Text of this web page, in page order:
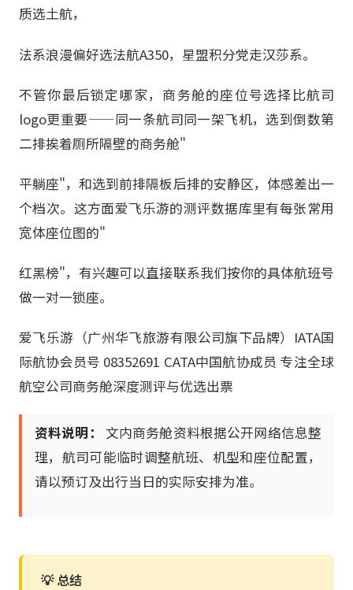
质选土航，
法系浪漫偏好选法航A350，星盟积分党走汉莎系。
不管你最后锁定哪家，商务舱的座位号选择比航司
logo更重要——同一条航司同一架飞机，选到倒数第
二排挨着厕所隔壁的商务舱"
平躺座"，和选到前排隔板后排的安静区，体感差出一
个档次。这方面爱飞乐游的测评数据库里有每张常用
宽体座位图的"
红黑榜"，有兴趣可以直接联系我们按你的具体航班号
做一对一锁座。
爱飞乐游（广州华飞旅游有限公司旗下品牌）IATA国
际航协会员号 08352691 CATA中国航协成员 专注全球
航空公司商务舱深度测评与优选出票
资料说明：
文内商务舱资料根据公开网络信息整
理，航司可能临时调整航班、机型和座位配置，
请以预订及出行当日的实际安排为准。
💡 总结